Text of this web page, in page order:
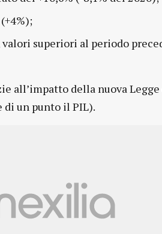
superiori al periodo
all’impatto della nuova
di un punto il PIL).